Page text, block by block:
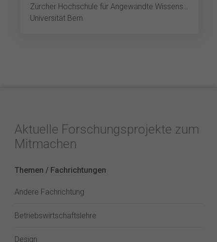
Zürcher Hochschule für Angewandte Wissenschaften
Universität Bern
Aktuelle Forschungsprojekte zum
Mitmachen
Themen / Fachrichtungen
Andere Fachrichtung
Betriebswirtschaftslehre
Design